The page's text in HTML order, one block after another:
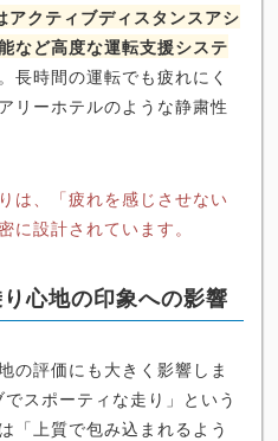
アクティブディスタンスアシ
など高度な運転支援システ
長時間の運転でも疲れにく
リーホテルのような静粛性
は、「疲れを感じさせない
に設計されています。
心地の印象への影響
の評価にも大きく影響しま
スポーティな走り」という
「上質で包み込まれるよう